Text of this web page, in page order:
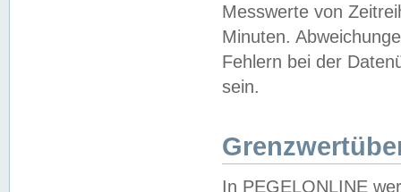
Messwerte von
Minuten.
Fehlern bei der
sein.
In PEGELONLINE